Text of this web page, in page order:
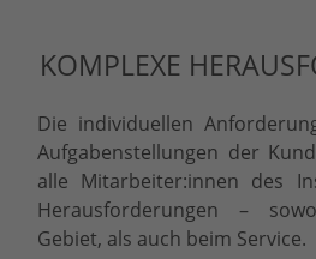
KOMPLEXE
Die individuellen
Aufgabenstellungen der
alle Mitarbeiter:innen des
Herausforderungen –
Gebiet, als auch beim Service.